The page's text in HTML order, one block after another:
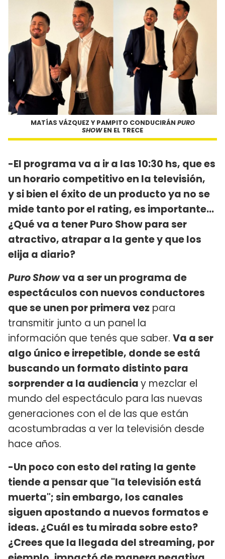
MATÍAS VÁZQUEZ Y PAMPITO CONDUCIRÁN PURO
SHOWEN EL TRECE
-El programa va a ir a las 10:30 hs, que es
un horario competitivo en la televisión,
y si bien el éxito de un producto ya no se
mide tanto por el rating, es importante…
¿Qué va a tener Puro Show para ser
atractivo, atrapar a la gente y que los
elija a diario?
Puro Showva a ser un programa de
espectáculos con nuevos conductores
que se unen por primera vez para
transmitir junto a un panel la
información que tenés que saber. Va a ser
algo único e irrepetible, donde se está
buscando un formato distinto para
sorprender a la audienciay mezclar el
mundo del espectáculo para las nuevas
generaciones con el de las que están
acostumbradas a ver la televisión desde
hace años.
-Un poco con esto del rating la gente
tiende a pensar que "la televisión está
muerta"; sin embargo, los canales
siguen apostando a nuevos formatos e
ideas. ¿Cuál es tu mirada sobre esto?
¿Crees que la llegada del streaming, por